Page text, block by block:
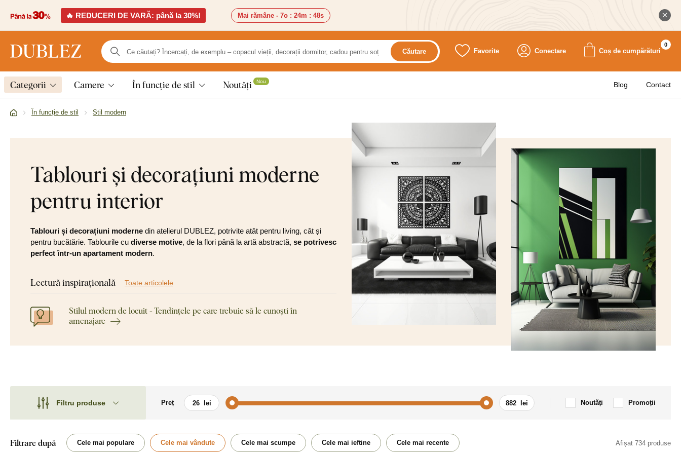
🔥 REDUCERI DE VARĂ: până la 30%! Mai rămâne - 7o : 24m : 46s
Căutare Favorite Conectare Coș de cumpărături
0
Categorii Camere În funcție de stil Noutăți Nou Blog Contact
În funcție de stil Stil modern
Tablouri și decorațiuni moderne
pentru interior
Tablouri și decorațiuni moderne din atelierul DUBLEZ, potrivite atât pentru living, cât și
pentru bucătărie. Tablourile cu diverse motive, de la flori până la artă abstractă, se potrivesc
perfect într-un apartament modern.
Lectură inspirațională Toate articolele
Stilul modern de locuit - Tendințele pe care trebuie să le cunoști în
amenajare
Filtru produse
Motiv Preț Noutăți Promoții
Motiv
Mașini Abstract Acte
Filtrare după Cele mai populare Cele mai vândute Cele mai scumpe Cele mai ieftine Cele mai recente Afișat 734 produse